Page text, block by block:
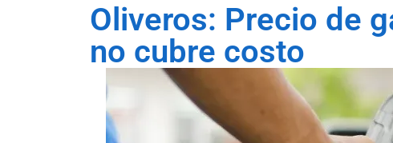
Oliveros: Precio de
no cubre costo